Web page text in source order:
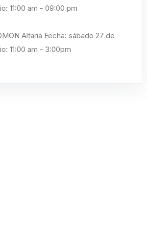
11:00 am - 09:00 pm
Altaria Fecha: sábado 27 de
11:00 am - 3:00pm